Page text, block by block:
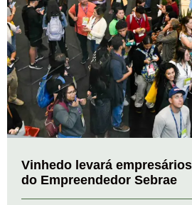
Vinhedo levará
do Empreendedor Sebrae